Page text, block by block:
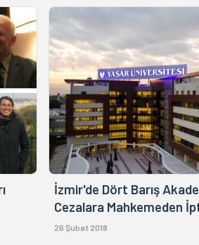
İzmir'de Dört Barış
Cezalara Mahkemeden
26 Şubat 2018